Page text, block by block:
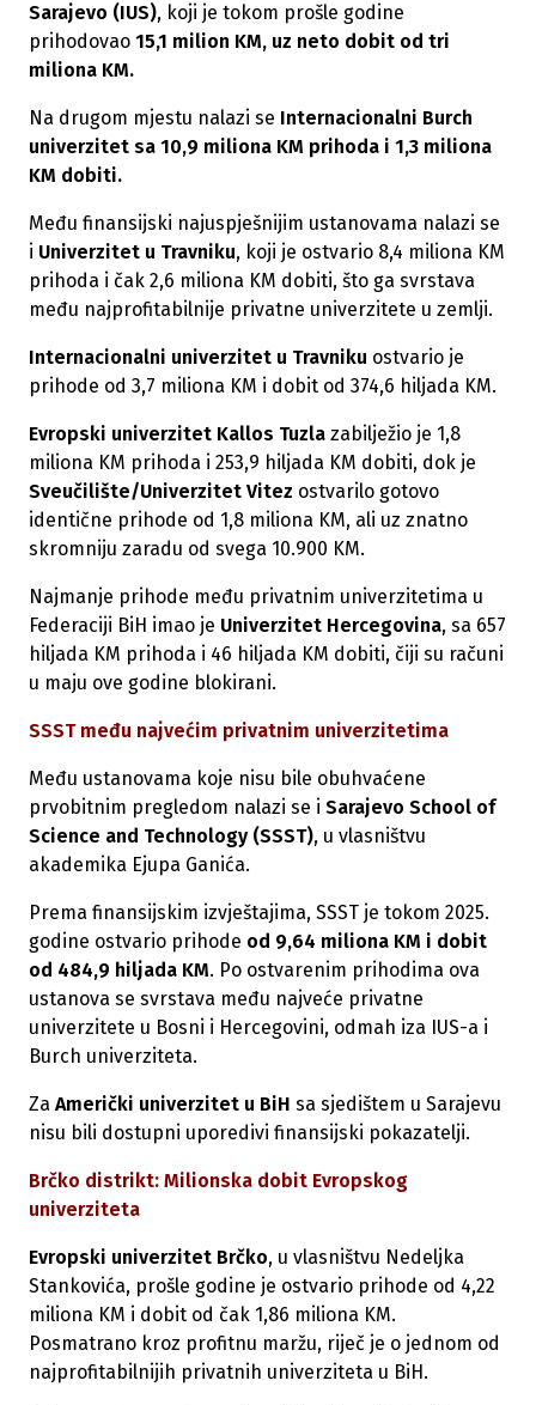
Sarajevo (IUS), koji je tokom prošle godine
prihodovao 15,1 milion KM, uz neto dobit od tri
miliona KM.
Na drugom mjestu nalazi se Internacionalni Burch
univerzitet sa 10,9 miliona KM prihoda i 1,3 miliona
KM dobiti.
Među finansijski najuspješnijim ustanovama nalazi se
i Univerzitet u Travniku, koji je ostvario 8,4 miliona KM
prihoda i čak 2,6 miliona KM dobiti, što ga svrstava
među najprofitabilnije privatne univerzitete u zemlji.
Internacionalni univerzitet u Travniku ostvario je
prihode od 3,7 miliona KM i dobit od 374,6 hiljada KM.
Evropski univerzitet Kallos Tuzla zabilježio je 1,8
miliona KM prihoda i 253,9 hiljada KM dobiti, dok je
Sveučilište/Univerzitet Vitez ostvarilo gotovo
identične prihode od 1,8 miliona KM, ali uz znatno
skromniju zaradu od svega 10.900 KM.
Najmanje prihode među privatnim univerzitetima u
Federaciji BiH imao je Univerzitet Hercegovina, sa 657
hiljada KM prihoda i 46 hiljada KM dobiti, čiji su računi
u maju ove godine blokirani.
SSST među najvećim privatnim univerzitetima
Među ustanovama koje nisu bile obuhvaćene
prvobitnim pregledom nalazi se i Sarajevo School of
Science and Technology (SSST), u vlasništvu
akademika Ejupa Ganića.
Prema finansijskim izvještajima, SSST je tokom 2025.
godine ostvario prihode od 9,64 miliona KM i dobit
od 484,9 hiljada KM. Po ostvarenim prihodima ova
ustanova se svrstava među najveće privatne
univerzitete u Bosni i Hercegovini, odmah iza IUS-a i
Burch univerziteta.
Za Američki univerzitet u BiH sa sjedištem u Sarajevu
nisu bili dostupni uporedivi finansijski pokazatelji.
Brčko distrikt: Milionska dobit Evropskog
univerziteta
Evropski univerzitet Brčko, u vlasništvu Nedeljka
Stankovića, prošle godine je ostvario prihode od 4,22
miliona KM i dobit od čak 1,86 miliona KM.
Posmatrano kroz profitnu maržu, riječ je o jednom od
najprofitabilnijih privatnih univerziteta u BiH.